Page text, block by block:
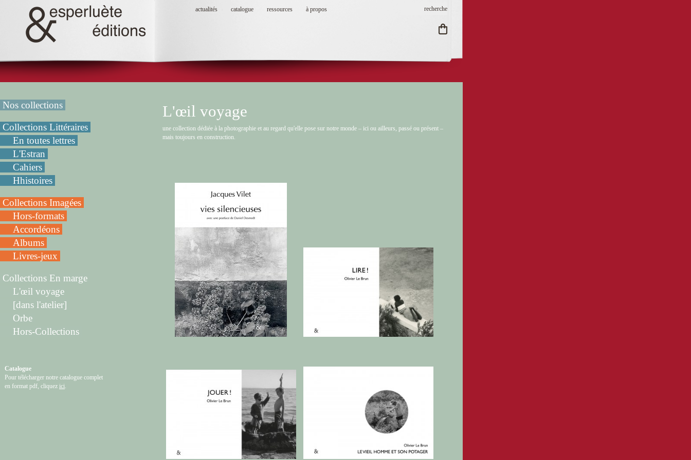
actualités catalogue ressources à propos
Nos collections
Collections Littéraires
En toutes lettres
L'Estran
Cahiers
Hhistoires
Collections Imagées
Hors-formats
Accordéons
Albums
Livres-jeux
Collections En marge
L'œil voyage
[dans l'atelier]
Orbe
Hors-Collections
Catalogue
Pour télécharger notre catalogue complet
en format pdf, cliquez ici.
L'œil voyage
une collection dédiée à la photographie et au regard qu'elle pose sur notre monde – ici ou ailleurs, passé ou présent –
mais toujours en construction.